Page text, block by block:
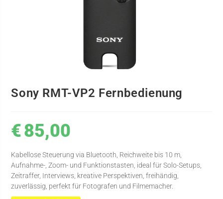
Sony RMT-VP2 Fernbedienung
€85,00
Kabellose Steuerung via Bluetooth, Reichweite bis 10 m,
Aufnahme-, Zoom- und Funktionstasten, ideal für Solo-Setups,
Zeitraffer, Interviews, kreative Perspektiven, freihändig,
zuverlässig, perfekt für Fotografen und Filmemacher.